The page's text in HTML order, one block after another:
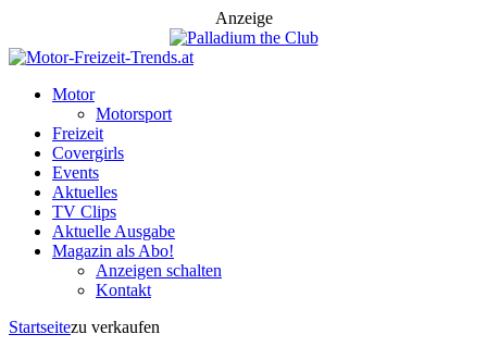
Anzeige
Motor
Motorsport
Freizeit
Covergirls
Events
Aktuelles
TV Clips
Aktuelle Ausgabe
Magazin als Abo!
Anzeigen schalten
Kontakt
Startseitezu verkaufen